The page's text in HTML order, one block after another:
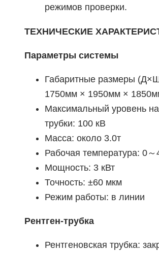
режимов проверки.
ТЕХНИЧЕСКИЕ
Параметры системы
Габаритные размеры
1750мм × 1950мм ×
Максимальный уровень
трубки: 100 кВ
Масса: около 3.0т
Рабочая температура: 0
Мощность: 3 кВт
Точность: ±60 мкм
Режим работы: в линии
Рентген-трубка
Рентгеновская трубка: